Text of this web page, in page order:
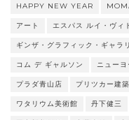
HAPPY NEW YEAR
アート エスパス ルイ・ヴィ
ギンザ・グラフィック・ギャラ
コム デ ギャルソン ニューヨ
プラダ青山店 プリツカー建
ワタリウム美術館 丹下健三